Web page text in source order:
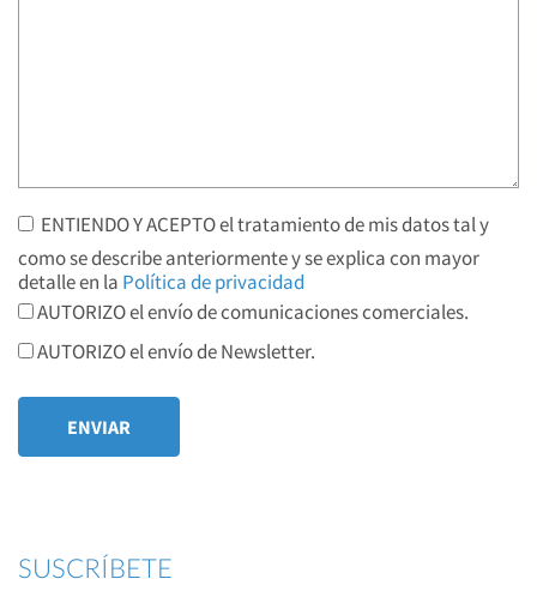
ENTIENDO Y ACEPTO el tratamiento de mis datos tal y
como se describe anteriormente y se explica con mayor
detalle en la Política de privacidad
AUTORIZO el envío de comunicaciones comerciales.
AUTORIZO el envío de Newsletter.
SUSCRÍBETE